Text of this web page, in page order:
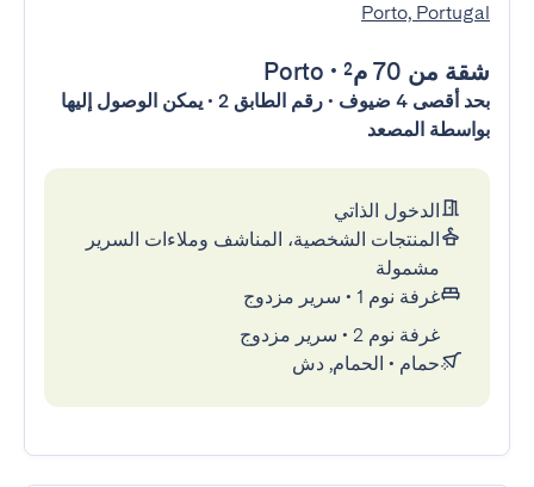
Porto, Portugal
شقة من 70 م² •
Porto
بحد أقصى 4 ضيوف • رقم الطابق 2 • يمكن الوصول إليها
بواسطة المصعد
الدخول الذاتي
المنتجات الشخصية، المناشف وملاءات السرير
مشمولة
غرفة نوم 1
• سرير مزدوج
غرفة نوم 2
• سرير مزدوج
حمام • الحمام, دش